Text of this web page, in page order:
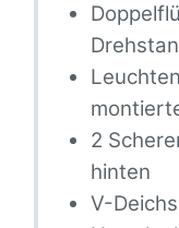
2
hinten
V-